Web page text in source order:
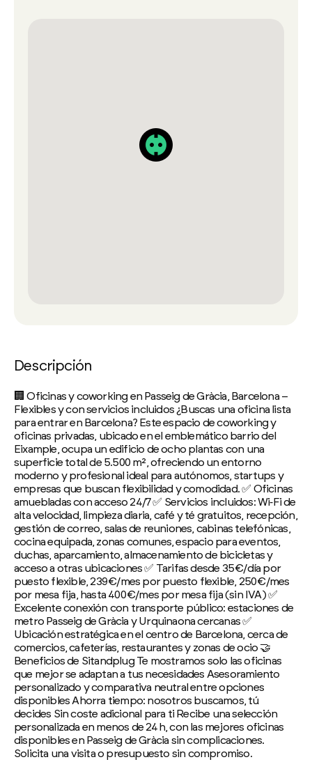
Descripción
🏢 Oficinas y coworking en Passeig de Gràcia, Barcelona –
Flexibles y con servicios incluidos ¿Buscas una oficina lista
para entrar en Barcelona? Este espacio de coworking y
oficinas privadas, ubicado en el emblemático barrio del
Eixample, ocupa un edificio de ocho plantas con una
superficie total de 5.500 m², ofreciendo un entorno
moderno y profesional ideal para autónomos, startups y
empresas que buscan flexibilidad y comodidad. ✅ Oficinas
amuebladas con acceso 24/7 ✅ Servicios incluidos: Wi‑Fi de
alta velocidad, limpieza diaria, café y té gratuitos, recepción,
gestión de correo, salas de reuniones, cabinas telefónicas,
cocina equipada, zonas comunes, espacio para eventos,
duchas, aparcamiento, almacenamiento de bicicletas y
acceso a otras ubicaciones ✅ Tarifas desde 35 €/día por
puesto flexible, 239 €/mes por puesto flexible, 250 €/mes
por mesa fija, hasta 400 €/mes por mesa fija (sin IVA) ✅
Excelente conexión con transporte público: estaciones de
metro Passeig de Gràcia y Urquinaona cercanas ✅
Ubicación estratégica en el centro de Barcelona, cerca de
comercios, cafeterías, restaurantes y zonas de ocio 🤝
Beneficios de Sitandplug Te mostramos solo las oficinas
que mejor se adaptan a tus necesidades Asesoramiento
personalizado y comparativa neutral entre opciones
disponibles Ahorra tiempo: nosotros buscamos, tú
decides Sin coste adicional para ti Recibe una selección
personalizada en menos de 24 h, con las mejores oficinas
disponibles en Passeig de Gràcia sin complicaciones.
Solicita una visita o presupuesto sin compromiso.